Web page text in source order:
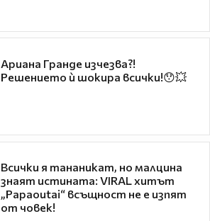
Ариана Гранде изчезва?!
Решението ѝ шокира всички!😯💥
Всички я тананикат, но малцина
знаят истината: VIRAL хитът
„Papaoutai“ всъщност не е изпят
от човек!